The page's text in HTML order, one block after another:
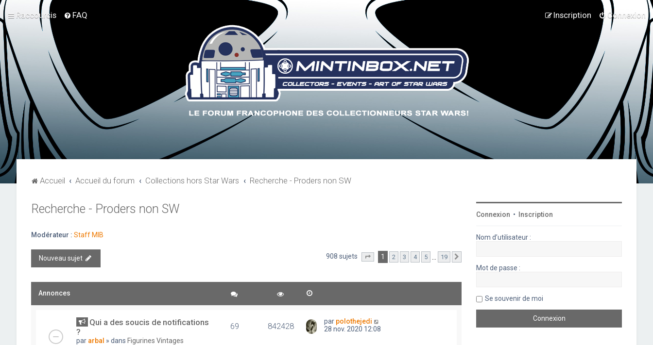
Raccourcis FAQ Connexion
Inscription
Accueil Accueil du forum Collections hors Star Wars Recherche - Proders non SW
Recherche - Proders non SW
Modérateur : Staff MIB
Nouveau sujet 908 sujets Page sur 19
1 2 3 4 5 19
Annonces
Qui a des soucis de notifications
?
par arbal » dans Figurines Vintages
69 842428 par polothejedi
28 nov. 2020 12:08
Connexion • Inscription
Nom d’utilisateur :
Mot de passe :
Se souvenir de moi